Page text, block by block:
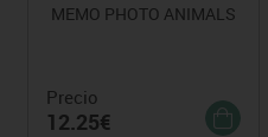
MEMO PHOTO ANIMALS
Precio
12.25€